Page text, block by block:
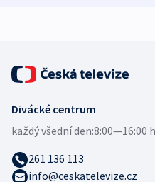
Divácké centrum
každý všední den:8:00—16:00
261 136 113
info@ceskatelevize.cz